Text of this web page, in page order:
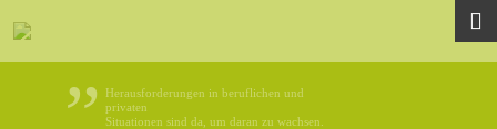
HOME
Herausforderungen in beruflichen und
privaten
Situationen sind da, um daran zu wachsen.